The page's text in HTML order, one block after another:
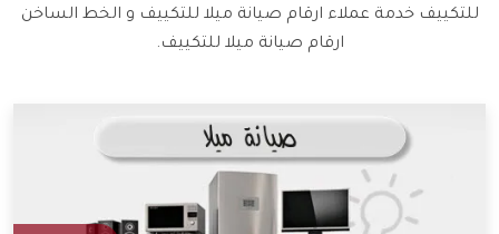
للتكييف خدمة عملاء ارقام صيانة ميلا للتكييف و الخط الساخن
ارقام صيانة ميلا للتكييف.